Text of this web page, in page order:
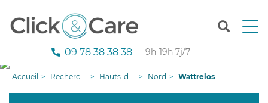
T
n
09 78 38 38 38 — 9h-19h 7j/7
Accueil Recherche aide à domicile Hauts-de-France Nord Wattrelos